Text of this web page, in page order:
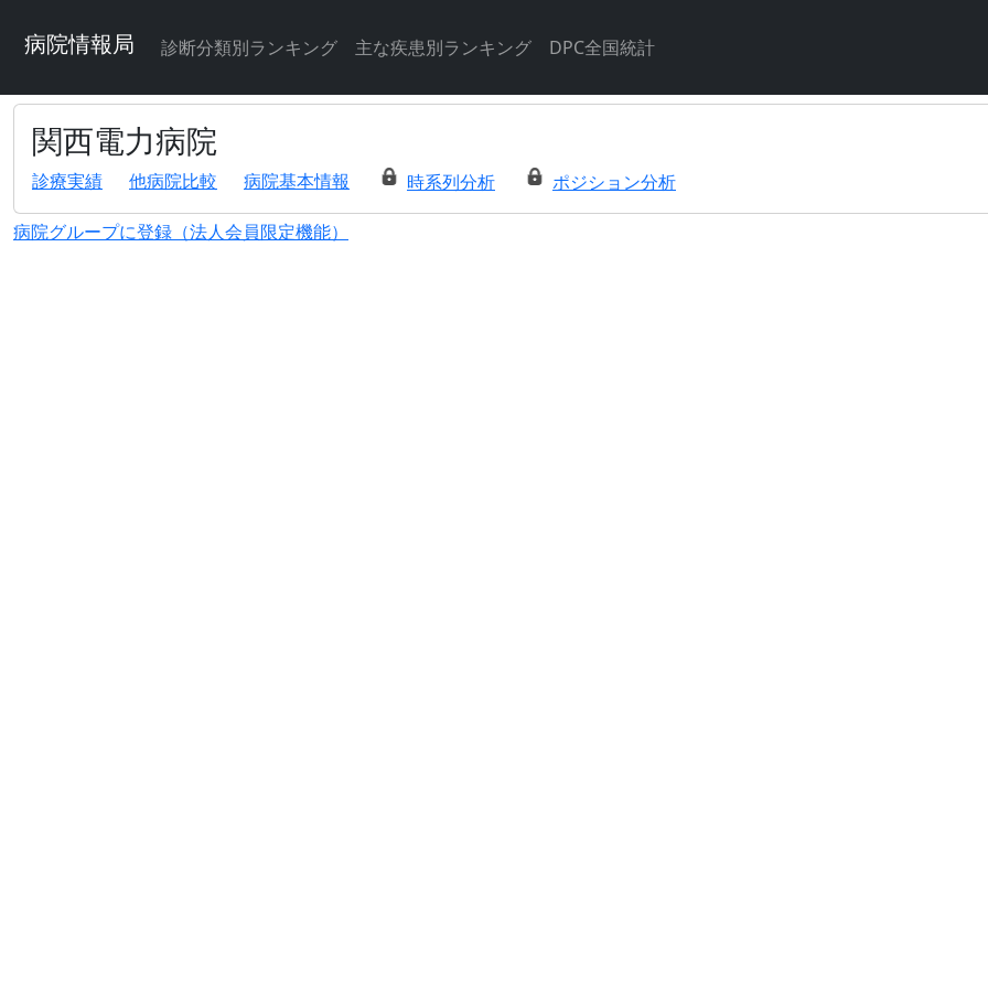
病院情報局 診断分類別ランキング 主な疾患別ランキング DPC全国統計
関西電力病院
診療実績 他病院比較 病院基本情報 時系列分析 ポジション分析
病院グループに登録（法人会員限定機能）